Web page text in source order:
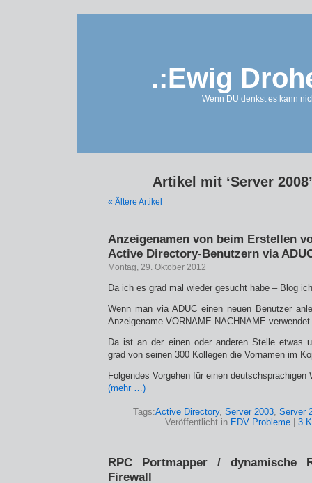
.:Ewig
Wenn DU denkst es kann
Artikel mit ‘Server
« Ältere Artikel
Anzeigenamen von beim Erstellen
Active Directory-Benutzern via
Montag, 29. Oktober 2012
Da ich es grad mal wieder gesucht habe – Blog
Wenn man via ADUC einen neuen Benutzer
Anzeigename VORNAME NACHNAME verwendet.
Da ist an der einen oder anderen Stelle etwas
grad von seinen 300 Kollegen die Vornamen im
Folgendes Vorgehen für einen deutschsprachigen
(mehr …)
Tags:Active Directory, Server 2003, Server
Veröffentlicht in EDV Probleme| 3
RPC Portmapper / dynamische
Firewall